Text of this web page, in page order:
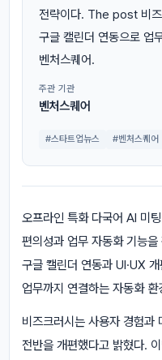
전략이다. The post 비
구글 캘린더 연동으로
벤처스퀘어.
주관 기관
벤처스퀘어
#스타트업뉴스 #벤처스퀘어
오프라인 특화 다국어 AI 미
편의성과 업무 자동화 기능
구글 캘린더 연동과 UI·UX
업무까지 연결하는 자동화 환
비즈크러시는 사용자 경험과
전반을 개편했다고 밝혔다.